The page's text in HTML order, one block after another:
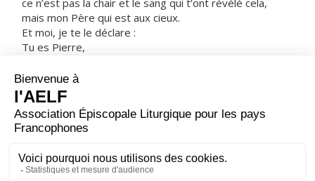
ce n’est pas la chair et le sang qui t’ont révélé cela,
mais mon Père qui est aux cieux.
Et moi, je te le déclare :
Tu es Pierre,
et la puissance de la Mort ne l’emportera pas sur elle.
Je te donnerai les clés du royaume des Cieux :
tout ce que tu auras lié sur la terre
sera lié dans les cieux,
et tout ce que tu auras délié sur la terre
sera délié dans les cieux. »
– Acclamons la Parole de Dieu.